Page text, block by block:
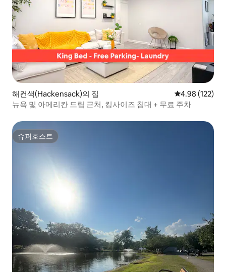
해컨색(Hackensack)의 집 평점 4.98점(5
4.98 (122)
뉴욕 및 아메리칸 드림 근처, 킹사이즈 침대 + 무료 주차
슈퍼호스트
슈퍼호스트